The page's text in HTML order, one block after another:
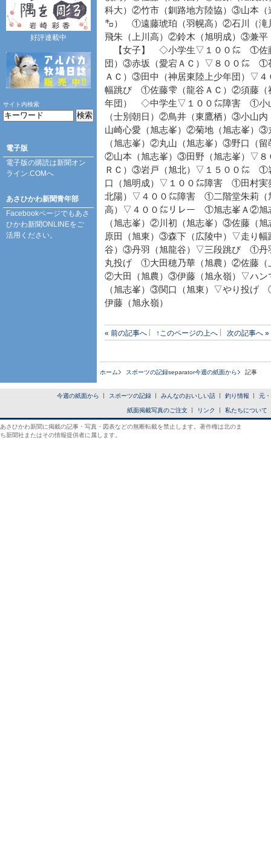
科大）②竹市（釧路地方陸協）③山本
㌔） ①遠藤琥珀（羽幌高）②石川（
飛朱（上川高）②鈴木（旭明成）③兼平
【女子】 ◇小学生▽１００㍍ ①佐藤
団）③赤坂（愛宕ＡＣ）▽８００㍍ ①
ＡＣ）③田中（神居東陸上少年団）▽
幅跳び ①佐藤雫（龍谷ＡＣ）②須藤（
年団） ◇中学生▽１００㍍障害 ①小
（士別朝日）②鳥井（東鷹栖）③小
山崎心愛（旭志峯）②菊地（旭志峯
（旭志峯）②丸山（旭志峯）③野口（
②山本（旭志峯）③田野（旭志峯）▽
ＲＣ）③岩戸（旭北）▽１５００㍍ ①
口（旭明成）▽１００㍍障害 ①田村実
北陽）▽４００㍍障害 ①二階堂朱莉（
高）▽４００㍍リレー ①旭志峯Ａ②
（旭志峯）②川初（旭志峯）③佐藤
原田（旭東）③森下（広陵中）▽走り
谷）③丹羽（旭龍谷）▽三段跳び ①丹
丸投げ ①大田穂乃華（旭農）②佐藤
②大田（旭農）③伊藤（旭永嶺）▽ハ
（旭志峯）③関口（旭東）▽やり投
伊藤（旭永嶺）
« 前の記事へ ↑このページの上へ 次の記事へ »
ホーム スポーツの記録separator今週の紙面から 記事
好評連載中
サイト内検索
電子版
電子版の購読は新聞オン
ライン.COMへ
あさひかわ新聞青年部
Facebookページでもあさ
ひかわ新聞ONLINEをご
活用ください。
今週の紙面から スポーツの記録 みんなのおいしい話 釣り情報 元
紙面掲載写真のご注文 リンク 私たちについて
あさひかわ新聞に掲載の記事・写真・図表などの無断転載を禁止します。著作権は北のま
ち新聞社またはその情報提供者に属します。